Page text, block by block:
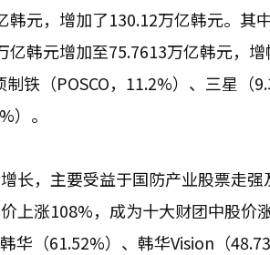
韩元，增加了130.12万亿韩元。其
亿韩元增加至75.7613万亿韩元，
制铁（POSCO，11.2%）、三星（
）。
长，主要受益于国防产业股票走
上涨108%，成为十大财团中股
华（61.52%）、韩华Vision（